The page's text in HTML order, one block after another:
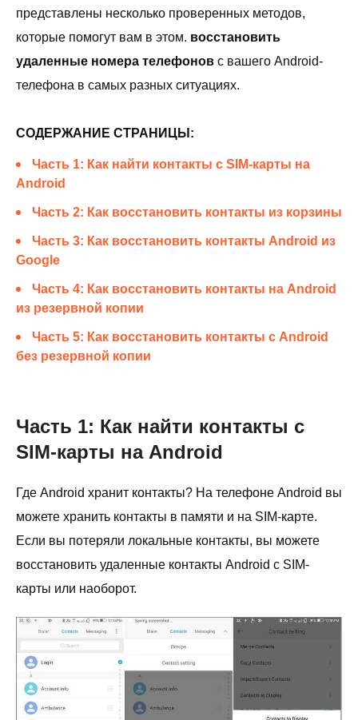
представлены несколько проверенных методов,
которые помогут вам в этом. восстановить
удаленные номера телефонов с вашего Android-
телефона в самых разных ситуациях.
СОДЕРЖАНИЕ СТРАНИЦЫ:
Часть 1: Как найти контакты с SIM-карты на
Android
Часть 2: Как восстановить контакты из корзины
Часть 3: Как восстановить контакты Android из
Google
Часть 4: Как восстановить контакты на Android
из резервной копии
Часть 5: Как восстановить контакты с Android
без резервной копии
Часть 1: Как найти контакты с
SIM-карты на Android
Где Android хранит контакты? На телефоне Android вы
можете хранить контакты в памяти и на SIM-карте.
Если вы потеряли локальные контакты, вы можете
восстановить удаленные контакты Android с SIM-
карты или наоборот.